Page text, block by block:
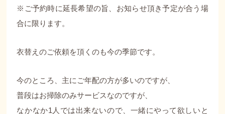
※ご予約時に延長希望の旨、お知らせ頂き予定が合う場
合に限ります。
衣替えのご依頼を頂くのも今の季節です。
今のところ、主にご年配の方が多いのですが、
普段はお掃除のみサービスなのですが、
なかなか1人では出来ないので、一緒にやって欲しいと